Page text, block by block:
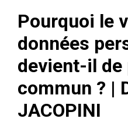
Pourquoi le
données
devient-il de
commun ? |
JACOPINI